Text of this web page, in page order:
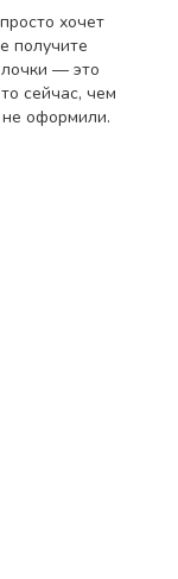
хочет
получите
— это
сейчас, чем
оформили.